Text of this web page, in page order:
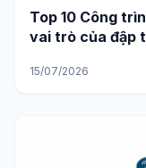
Top 10 Công
vai trò của đập
15/07/2026